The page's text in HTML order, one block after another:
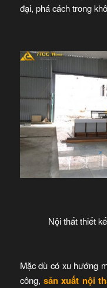
đại, phá cách trong
Nội thất thiết
Mặc dù có xu hướng
công, sản xuất nội